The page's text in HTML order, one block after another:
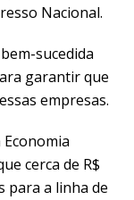
Nacional.
sucedida
garantir que
empresas.
cerca de R$
para a linha de